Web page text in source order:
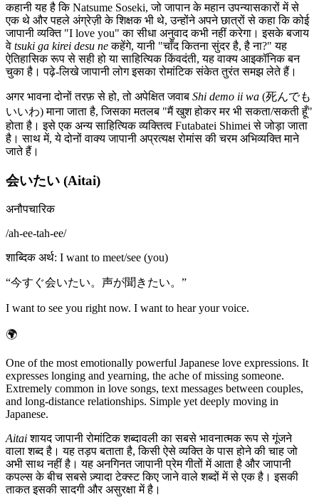
कहानी यह है कि Natsume Soseki, जो जापान के महान उपन्यासकारों में से
एक थे और पहले अंग्रेज़ी के शिक्षक भी थे, उन्होंने अपने छात्रों से कहा कि कोई
जापानी व्यक्ति "I love you" का सीधा अनुवाद कभी नहीं करेगा। इसके बजाय
वे tsuki ga kirei desu neकहेंगे, यानी "चाँद कितना सुंदर है, है ना?" यह
ऐतिहासिक रूप से सही हो या साहित्यिक किंवदंती, यह वाक्य आइकॉनिक बन
चुका है। पढ़े-लिखे जापानी लोग इसका रोमांटिक संकेत तुरंत समझ लेते हैं।
अगर भावना दोनों तरफ़ से हो, तो अपेक्षित जवाब Shi demo ii wa (死んでも
いいわ) माना जाता है, जिसका मतलब "मैं खुश होकर मर भी सकता/सकती हूँ"
होता है। इसे एक अन्य साहित्यिक व्यक्तित्व Futabatei Shimei से जोड़ा जाता
है। साथ में, ये दोनों वाक्य जापानी अप्रत्यक्ष रोमांस की चरम अभिव्यक्ति माने
जाते हैं।
会いたい (Aitai)
अनौपचारिक
/ah-ee-tah-ee/
शाब्दिक अर्थ: I want to meet/see (you)
“今すぐ会いたい。声が聞きたい。 ”
I want to see you right now. I want to hear your voice.
🌍
One of the most emotionally powerful Japanese love expressions. It
expresses longing and yearning, the ache of missing someone.
Extremely common in love songs, text messages between couples,
and long-distance relationships. Simple yet deeply moving in
Japanese.
Aitaiशायद जापानी रोमांटिक शब्दावली का सबसे भावनात्मक रूप से गूंजने
वाला शब्द है। यह तड़प बताता है, किसी ऐसे व्यक्ति के पास होने की चाह जो
अभी साथ नहीं है। यह अनगिनत जापानी प्रेम गीतों में आता है और जापानी
कपल्स के बीच सबसे ज़्यादा टेक्स्ट किए जाने वाले शब्दों में से एक है। इसकी
ताकत इसकी सादगी और असुरक्षा में है।